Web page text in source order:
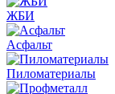
ЖБИ
Асфальт
Пиломатериалы